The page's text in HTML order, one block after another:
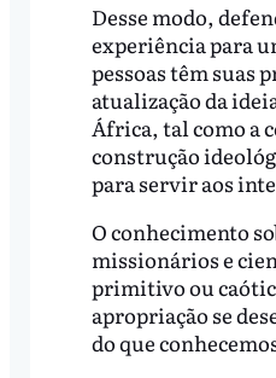
Desse modo,
experiência para
pessoas têm suas
atualização da
África, tal como a
construção
para servir aos
O conhecimento
missionários e
primitivo ou
apropriação se
do que